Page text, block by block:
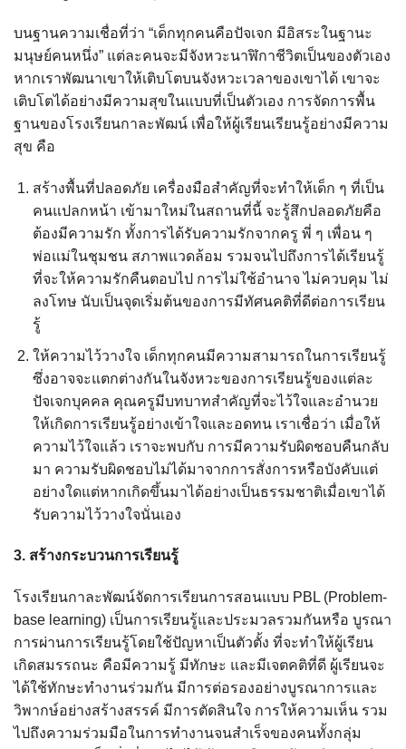
บนฐานความเชื่อที่ว่า “เด็กทุกคนคือปัจเจก มีอิสระในฐานะ
มนุษย์คนหนึ่ง” แต่ละคนจะมีจังหวะนาฬิกาชีวิตเป็นของตัวเอง
หากเราพัฒนาเขาให้เติบโตบนจังหวะเวลาของเขาได้ เขาจะ
เติบโตได้อย่างมีความสุขในแบบที่เป็นตัวเอง การจัดการพื้น
ฐานของโรงเรียนกาละพัฒน์ เพื่อให้ผู้เรียนเรียนรู้อย่างมีความ
สุข คือ
สร้างพื้นที่ปลอดภัย เครื่องมือสำคัญที่จะทำให้เด็ก ๆ ที่เป็น
คนแปลกหน้า เข้ามาใหม่ในสถานที่นี้ จะรู้สึกปลอดภัยคือ
ต้องมีความรัก ทั้งการได้รับความรักจากครู พี่ ๆ เพื่อน ๆ
พ่อแม่ในชุมชน สภาพแวดล้อม รวมจนไปถึงการได้เรียนรู้
ที่จะให้ความรักคืนตอบไป การไม่ใช้อำนาจ ไม่ควบคุม ไม่
ลงโทษ นับเป็นจุดเริ่มต้นของการมีทัศนคติที่ดีต่อการเรียน
รู้
ให้ความไว้วางใจ เด็กทุกคนมีความสามารถในการเรียนรู้
ซึ่งอาจจะแตกต่างกันในจังหวะของการเรียนรู้ของแต่ละ
ปัจเจกบุคคล คุณครูมีบทบาทสำคัญที่จะไว้ใจและอำนวย
ให้เกิดการเรียนรู้อย่างเข้าใจและอดทน เราเชื่อว่า เมื่อให้
ความไว้ใจแล้ว เราจะพบกับ การมีความรับผิดชอบคืนกลับ
มา ความรับผิดชอบไม่ได้มาจากการสั่งการหรือบังคับแต่
อย่างใดแต่หากเกิดขึ้นมาได้อย่างเป็นธรรมชาติเมื่อเขาได้
รับความไว้วางใจนั่นเอง
3. สร้างกระบวนการเรียนรู้
โรงเรียนกาละพัฒน์จัดการเรียนการสอนแบบ PBL (Problem-
base learning) เป็นการเรียนรู้และประมวลรวมกันหรือ บูรณา
การผ่านการเรียนรู้โดยใช้ปัญหาเป็นตัวตั้ง ที่จะทำให้ผู้เรียน
เกิดสมรรถนะ คือมีความรู้ มีทักษะ และมีเจตคติที่ดี ผู้เรียนจะ
ได้ใช้ทักษะทำงานร่วมกัน มีการต่อรองอย่างบูรณาการและ
วิพากษ์อย่างสร้างสรรค์ มีการตัดสินใจ การให้ความเห็น รวม
ไปถึงความร่วมมือในการทำงานจนสำเร็จของคนทั้งกลุ่ม